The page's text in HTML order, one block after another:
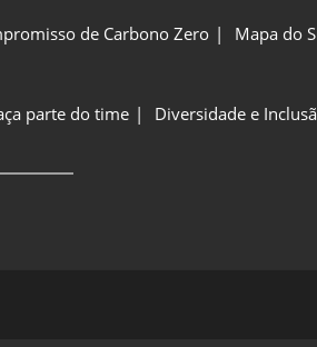
de Carbono Zero Mapa do
parte do time Diversidade e